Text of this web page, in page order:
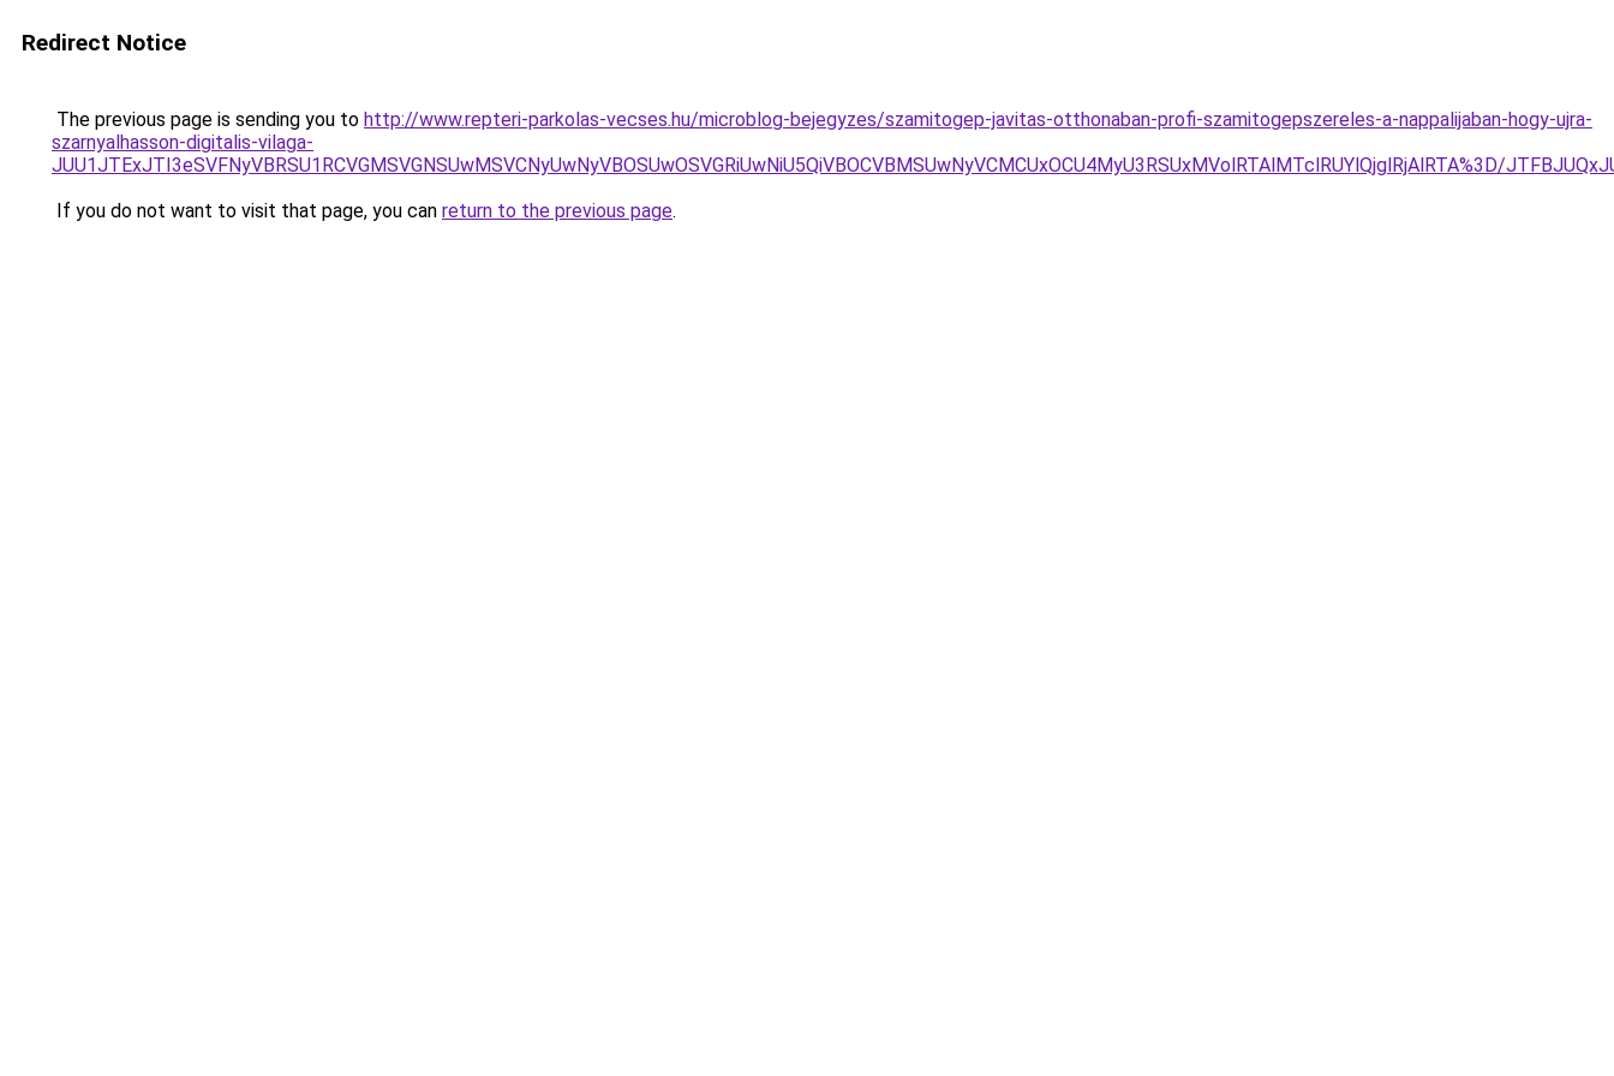
Redirect Notice
The previous page is sending you to http://www.repteri-parkolas-vecses.hu/microblog-bejegyzes/szamitogep-javitas-otthonaban-profi-szamitogepszereles-a-nappalijaban-hogy-ujra-
szarnyalhasson-digitalis-vilaga-
JUU1JTExJTI3eSVFNyVBRSU1RCVGMSVGNSUwMSVCNyUwNyVBOSUwOSVGRiUwNiU5QiVBOCVBMSUwNyVCMCUxOCU4MyU3RSUxMVolRTAlMTclRUYlQjglRjAlRTA%3D/
If you do not want to visit that page, you can return to the previous page.